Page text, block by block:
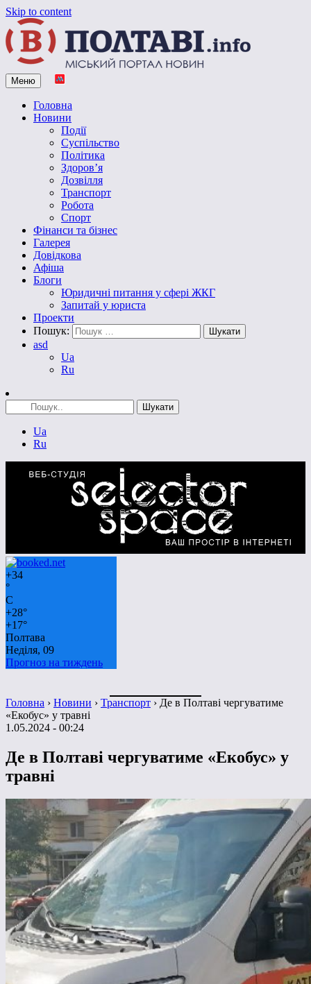
Skip to content
Vpoltave.info
Полтавський портал новин
Меню
Головна
Новини
Події
Суспільство
Політика
Здоров’я
Дозвілля
Транспорт
Робота
Спорт
Фінанси та бізнес
Галерея
Довідкова
Афіша
Блоги
Юридичні питання у сфері ЖКГ
Запитай у юриста
Проекти
Пошук:
asd
Ua
Ru
Ua
Ru
+34
°
C
+28°
+17°
Полтава
Неділя, 09
Прогноз на тиждень
Головна › Новини › Транспорт › Де в Полтаві чергуватиме
«Екобус» у травні
1.05.2024 - 00:24
Де в Полтаві чергуватиме «Екобус» у
травні